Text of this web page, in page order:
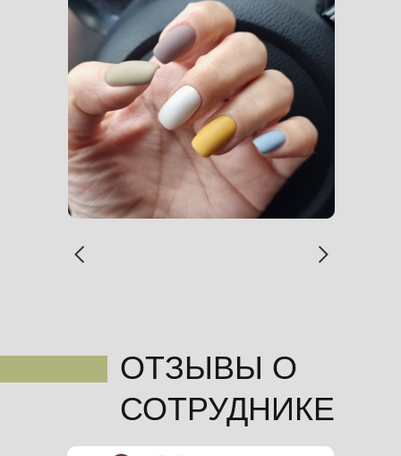
ОТЗЫВЫ О
СОТРУДНИКЕ